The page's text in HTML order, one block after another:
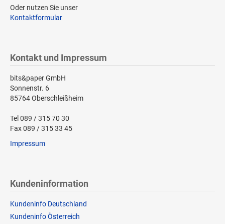
Oder nutzen Sie unser
Kontaktformular
Kontakt und Impressum
bits&paper GmbH
Sonnenstr. 6
85764 Oberschleißheim
Tel 089 / 315 70 30
Fax 089 / 315 33 45
Impressum
Kundeninformation
Kundeninfo Deutschland
Kundeninfo Österreich